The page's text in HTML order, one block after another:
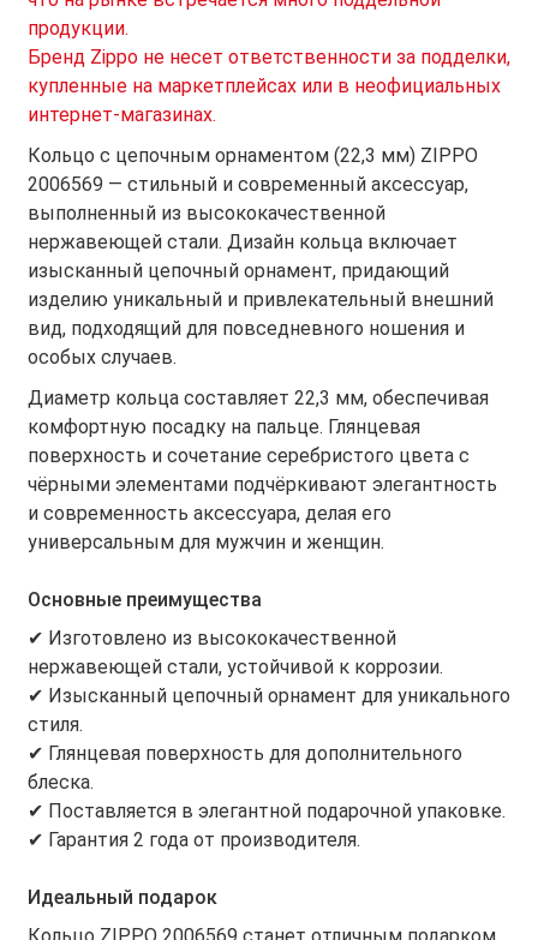
продукции.
Бренд Zippo не несет ответственности за подделки,
купленные на маркетплейсах или в неофициальных
интернет-магазинах.
Кольцо с цепочным орнаментом (22,3 мм) ZIPPO
2006569 — стильный и современный аксессуар,
выполненный из высококачественной
нержавеющей стали. Дизайн кольца включает
изысканный цепочный орнамент, придающий
изделию уникальный и привлекательный внешний
вид, подходящий для повседневного ношения и
особых случаев.
Диаметр кольца составляет 22,3 мм, обеспечивая
комфортную посадку на пальце. Глянцевая
поверхность и сочетание серебристого цвета с
чёрными элементами подчёркивают элегантность
и современность аксессуара, делая его
универсальным для мужчин и женщин.
Основные преимущества
✔ Изготовлено из высококачественной
нержавеющей стали, устойчивой к коррозии.
✔ Изысканный цепочный орнамент для уникального
стиля.
✔ Глянцевая поверхность для дополнительного
блеска.
✔ Поставляется в элегантной подарочной упаковке.
✔ Гарантия 2 года от производителя.
Идеальный подарок